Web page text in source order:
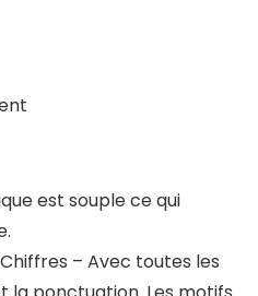
est souple ce qui
– Avec toutes les